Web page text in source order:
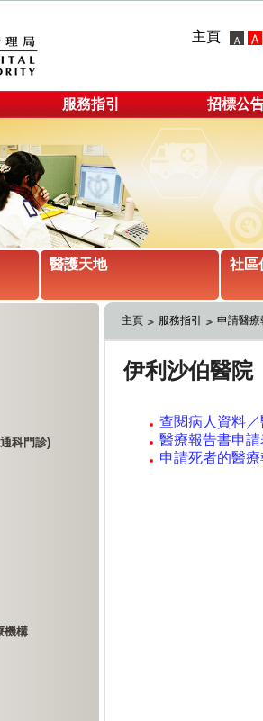
主頁
服務指引 招標公
醫護天地 社區
科門診)
機構
主頁 服務指引 申請醫療